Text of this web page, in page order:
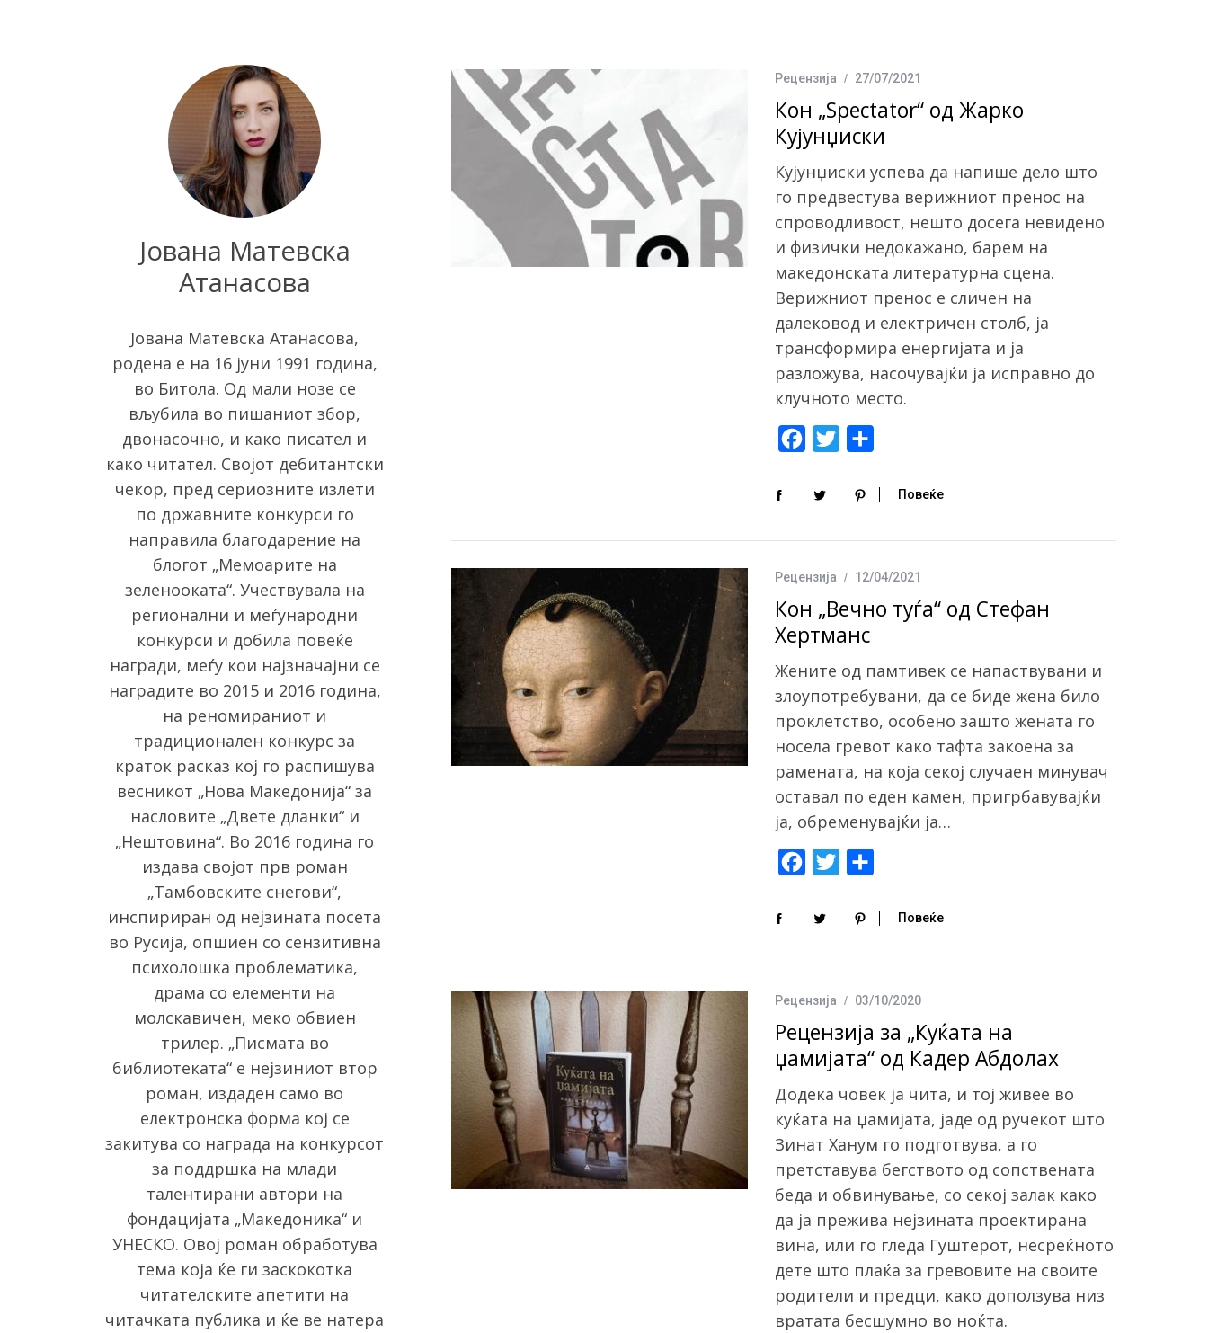
Јована Матевска
Атанасова
Јована Матевска Атанасова,
родена е на 16 јуни 1991 година,
во Битола. Од мали нозе се
вљубила во пишаниот збор,
двонасочно, и како писател и
како читател. Својот дебитантски
чекор, пред сериозните излети
по државните конкурси го
направила благодарение на
блогот „Мемоарите на
зеленооката“. Учествувала на
регионални и меѓународни
конкурси и добила повеќе
награди, меѓу кои најзначајни се
наградите во 2015 и 2016 година,
на реномираниот и
традиционален конкурс за
краток расказ кој го распишува
весникот „Нова Македонија“ за
насловите „Двете дланки“ и
„Нештовина“. Во 2016 година го
издава својот прв роман
„Тамбовските снегови“,
инспириран од нејзината посета
во Русија, опшиен со сензитивна
психолошка проблематика,
драма со елементи на
молскавичен, меко обвиен
трилер. „Писмата во
библиотеката“ е нејзиниот втор
роман, издаден само во
електронска форма кој се
закитува со награда на конкурсот
за поддршка на млади
талентирани автори на
фондацијата „Македоника“ и
УНЕСКО. Овој роман обработува
тема која ќе ги заскокотка
читателските апетити на
читачката публика и ќе ве натера
Рецензија 27/07/2021
Кон „Spectator“ од Жарко
Кујунџиски
Кујунџиски успева да напише дело што
гo предвестува верижниот пренос на
спроводливост, нешто досега невидено
и физички недокажано, барем на
македонската литературна сцена.
Верижниот пренос е сличен на
далeковод и електричен столб, ја
трансформира енергијата и ја
разложува, насочувајќи ја исправно до
клучното место.
b
o
o
k
t
e
r
a
e
Повеќе
Рецензија 12/04/2021
Кон „Вечно туѓа“ од Стефан
Хертманс
Жените од памтивек се напаствувани и
злоупотребувани, да се биде жена било
проклетство, особено зашто жената го
носела гревот како тафта закоена за
рамената, на која секој случаен минувач
оставал по еден камен, пригрбавувајќи
ја, обременувајќи ја…
b
o
o
k
t
e
r
a
e
Повеќе
Рецензија 03/10/2020
Рецензија за „Куќата на
џамијата“ од Кадер Абдолах
Додека човек ја чита, и тој живее во
куќата на џамијата, јаде од ручекот што
Зинат Ханум го подготвува, а го
претставува бегството од сопствената
беда и обвинување, со секој залак како
да ја прежива нејзината проектирана
вина, или го гледа Гуштерот, несреќното
дете што плаќа за гревовите на своите
родители и предци, како доползува низ
вратата бесшумно во ноќта.
S
e
a
r
h
f
o
r